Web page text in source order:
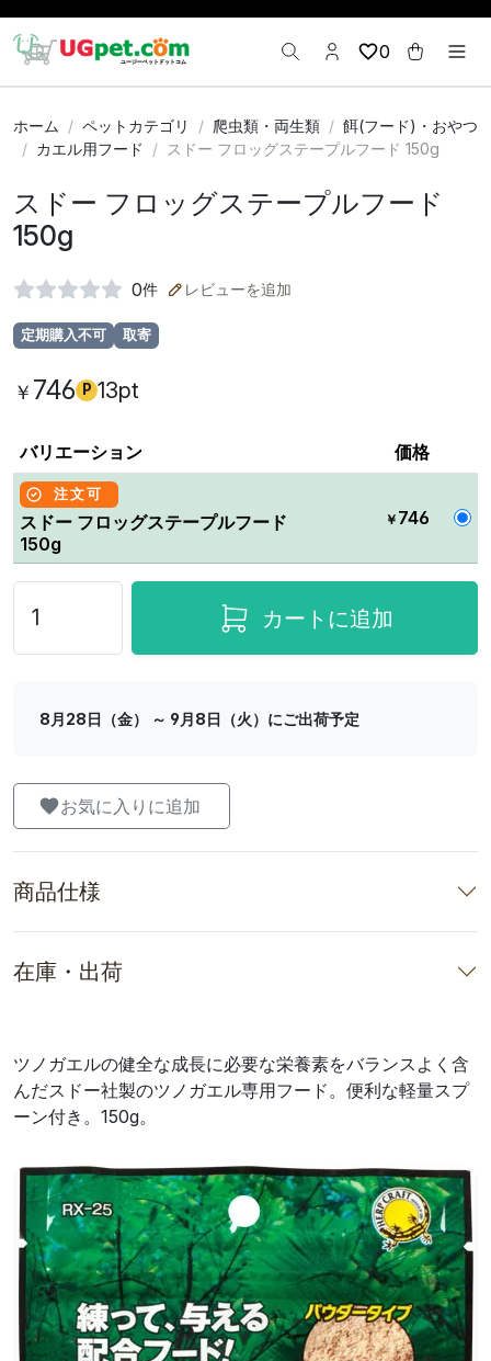
0
ホーム ペットカテゴリ 爬虫類・両生類
餌(フード)・おやつ
カエル用フード
スドー フロッグステープルフード 150g
スドー フロッグステープルフード
150g
0件 レビューを追加
定期購入不可 取寄
￥ 746 P 13pt
バリエーション 価格
注文可
スドー フロッグステープルフード
150g
￥ 746
カートに追加
8月28日（金） ～ 9月8日（火）にご出荷予定
お気に入りに追加
商品仕様
在庫・出荷
ツノガエルの健全な成長に必要な栄養素をバランスよく含
んだスドー社製のツノガエル専用フード。便利な軽量スプ
ーン付き。150g。